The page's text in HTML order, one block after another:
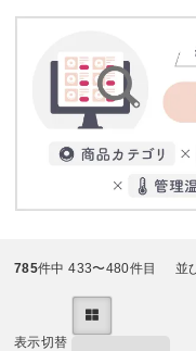
785件中 433〜480件目 並
表示切替